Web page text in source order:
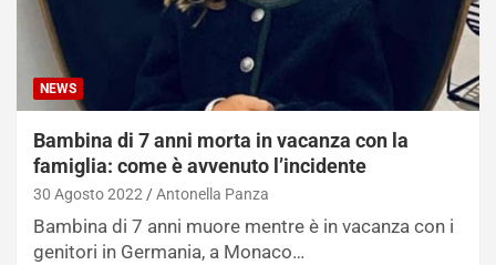
NEWS
Bambina di 7 anni morta in vacanza con la
famiglia: come è avvenuto l’incidente
30 Agosto 2022 Antonella Panza
Bambina di 7 anni muore mentre è in vacanza con i
genitori in Germania, a Monaco…